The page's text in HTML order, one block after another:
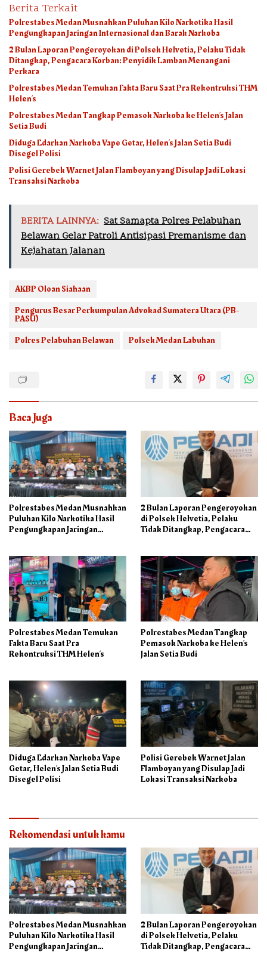
Berita Terkait
Polrestabes Medan Musnahkan Puluhan Kilo Narkotika Hasil
Pengungkapan Jaringan Internasional dan Barak Narkoba
2 Bulan Laporan Pengeroyokan di Polsek Helvetia, Pelaku Tidak
Ditangkap, Pengacara Korban: Penyidik Lamban Menangani
Perkara
Polrestabes Medan Temukan Fakta Baru Saat Pra Rekontruksi THM
Helen’s
Polrestabes Medan Tangkap Pemasok Narkoba ke Helen’s Jalan
Setia Budi
Diduga Edarkan Narkoba Vape Getar, Helen’s Jalan Setia Budi
Disegel Polisi
Polisi Gerebek Warnet Jalan Flamboyan yang Disulap Jadi Lokasi
Transaksi Narkoba
BERITA LAINNYA: Sat Samapta Polres Pelabuhan
Belawan Gelar Patroli Antisipasi Premanisme dan
Kejahatan Jalanan
AKBP Oloan Siahaan
Pengurus Besar Perkumpulan Advokad Sumatera Utara (PB-
PASU)
Polres Pelabuhan Belawan
Polsek Medan Labuhan
Baca Juga
Polrestabes Medan Musnahkan
Puluhan Kilo Narkotika Hasil
Pengungkapan Jaringan
2 Bulan Laporan Pengeroyokan
di Polsek Helvetia, Pelaku
Tidak Ditangkap, Pengacara
Polrestabes Medan Temukan
Fakta Baru Saat Pra
Rekontruksi THM Helen’s
Polrestabes Medan Tangkap
Pemasok Narkoba ke Helen’s
Jalan Setia Budi
Diduga Edarkan Narkoba Vape
Getar, Helen’s Jalan Setia Budi
Disegel Polisi
Polisi Gerebek Warnet Jalan
Flamboyan yang Disulap Jadi
Lokasi Transaksi Narkoba
Rekomendasi untuk kamu
Polrestabes Medan Musnahkan
Puluhan Kilo Narkotika Hasil
Pengungkapan Jaringan
2 Bulan Laporan Pengeroyokan
di Polsek Helvetia, Pelaku
Tidak Ditangkap, Pengacara